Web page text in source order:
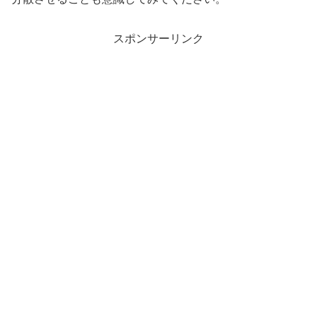
スポンサーリンク